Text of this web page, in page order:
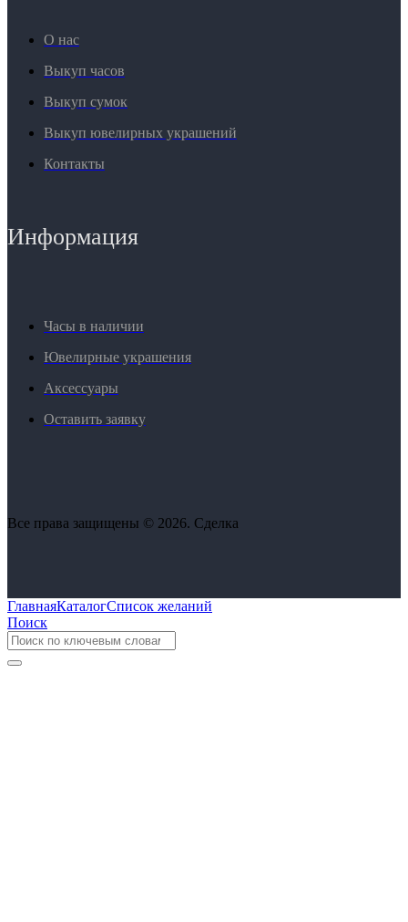
О нас
Выкуп часов
Выкуп сумок
Выкуп ювелирных украшений
Контакты
Информация
Часы в наличии
Ювелирные украшения
Аксессуары
Оставить заявку
Все права защищены © 2026. Сделка
ГлавнаяКаталогСписок желаний
Поиск